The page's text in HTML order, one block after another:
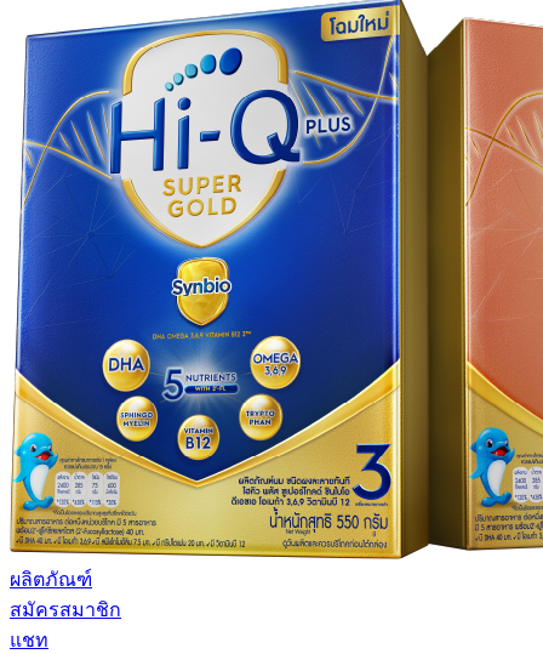
ผลิตภัณฑ์
สมัครสมาชิก
แชท